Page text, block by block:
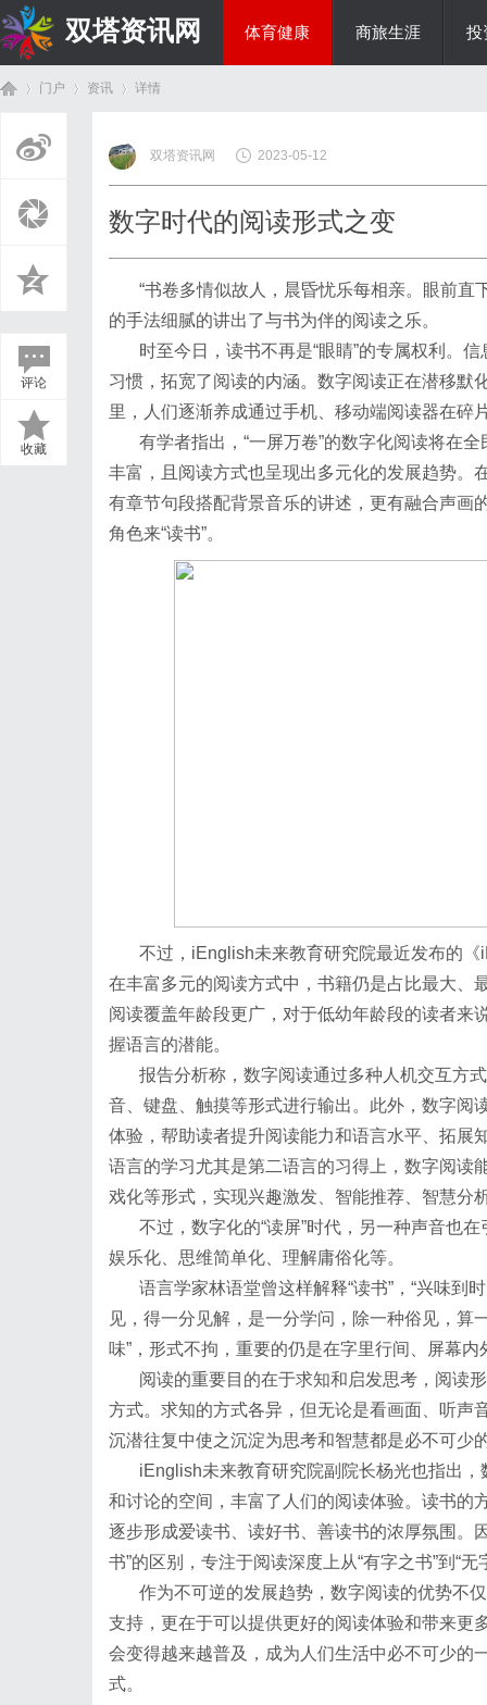
双塔资讯网 体育健康 商旅生涯 投
门户 资讯
›
详情
评论
收藏
双塔资讯网 2023-05-12
数字时代的阅读形式之变
“书卷多情似故人，晨昏忧乐每相亲。眼前直
的手法细腻的讲出了与书为伴的阅读之乐。
时至今日，读书不再是“眼睛”的专属权利。
习惯，拓宽了阅读的内涵。数字阅读正在潜移默
里，人们逐渐养成通过手机、移动端阅读器在碎
有学者指出，“一屏万卷”的数字化阅读将在
丰富，且阅读方式也呈现出多元化的发展趋势。
有章节句段搭配背景音乐的讲述，更有融合声画
角色来“读书”。
不过，iEnglish未来教育研究院最近发布的
在丰富多元的阅读方式中，书籍仍是占比最大、
阅读覆盖年龄段更广，对于低幼年龄段的读者来
握语言的潜能。
报告分析称，数字阅读通过多种人机交互方
音、键盘、触摸等形式进行输出。此外，数字阅
体验，帮助读者提升阅读能力和语言水平、拓展
语言的学习尤其是第二语言的习得上，数字阅读
戏化等形式，实现兴趣激发、智能推荐、智慧分
不过，数字化的“读屏”时代，另一种声音也
娱乐化、思维简单化、理解庸俗化等。
语言学家林语堂曾这样解释“读书”，“兴味到
见，得一分见解，是一分学问，除一种俗见，算
味”，形式不拘，重要的仍是在字里行间、屏幕内
阅读的重要目的在于求知和启发思考，阅读
方式。求知的方式各异，但无论是看画面、听声
沉潜往复中使之沉淀为思考和智慧都是必不可少
iEnglish未来教育研究院副院长杨光也指出
和讨论的空间，丰富了人们的阅读体验。读书的
逐步形成爱读书、读好书、善读书的浓厚氛围。
书”的区别，专注于阅读深度上从“有字之书”到“
作为不可逆的发展趋势，数字阅读的优势不
支持，更在于可以提供更好的阅读体验和带来更
会变得越来越普及，成为人们生活中必不可少的
式。